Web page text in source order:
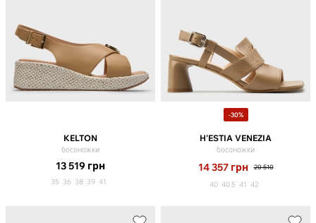
KELTON
босоножки
13 519 грн
35 36 38 39 41
-30%
H'ESTIA VENEZIA
босоножки
14 357 грн 20 510
40 40.5 41 42